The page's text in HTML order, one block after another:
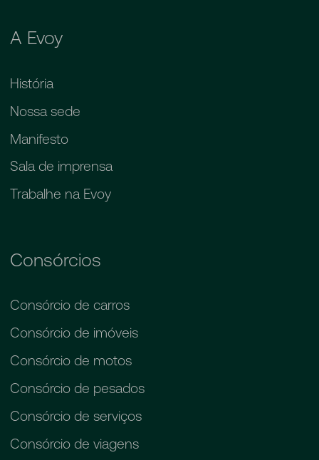
A Evoy
História
Nossa sede
Manifesto
Sala de imprensa
Trabalhe na Evoy
Consórcios
Consórcio de carros
Consórcio de imóveis
Consórcio de motos
Consórcio de pesados
Consórcio de serviços
Consórcio de viagens